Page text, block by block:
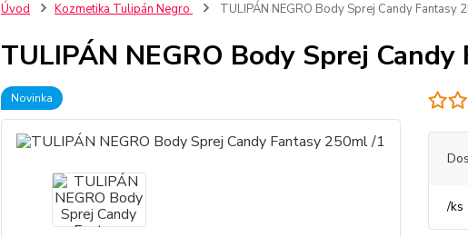
Úvod Kozmetika Tulipán Negro TULIPÁN NEGRO Body Sprej Candy Fantasy
TULIPÁN NEGRO Body Sprej
Novinka
/ks